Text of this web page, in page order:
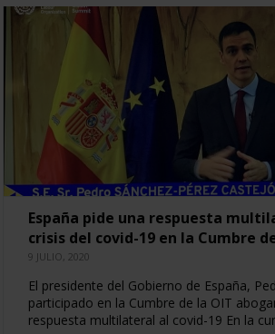
España pide una respuesta
crisis del covid-19 en la Cumbre
9 JULIO, 2020
El presidente del Gobierno de España,
participado en la Cumbre de la OIT
respuesta multilateral al covid-19 En la